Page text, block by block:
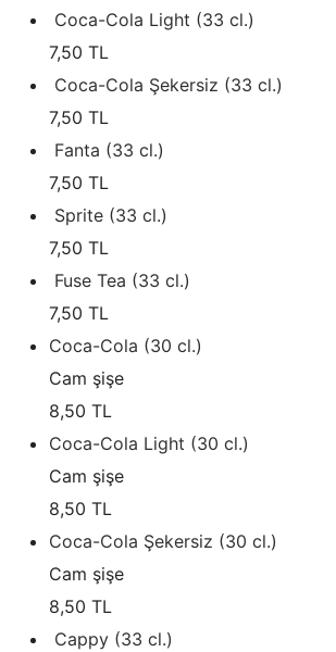
Coca-Cola Light (33 cl.)
7,50 TL
Coca-Cola Şekersiz (33 cl.)
7,50 TL
Fanta (33 cl.)
7,50 TL
Sprite (33 cl.)
7,50 TL
Fuse Tea (33 cl.)
7,50 TL
Coca-Cola (30 cl.)
Cam şişe
8,50 TL
Coca-Cola Light (30 cl.)
Cam şişe
8,50 TL
Coca-Cola Şekersiz (30 cl.)
Cam şişe
8,50 TL
Cappy (33 cl.)